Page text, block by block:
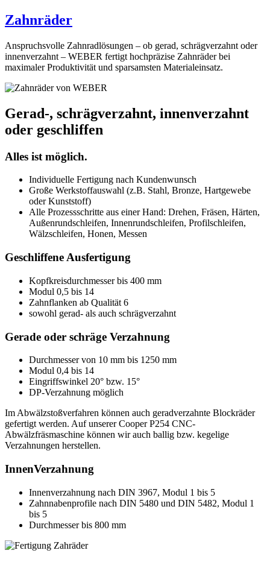
Zahnräder
Anspruchsvolle Zahnradlösungen – ob gerad, schrägverzahnt oder
innenverzahnt – WEBER fertigt hochpräzise Zahnräder bei
maximaler Produktivität und sparsamsten Materialeinsatz.
Gerad-, schrägverzahnt, innenverzahnt
oder geschliffen
Alles ist möglich.
Individuelle Fertigung nach Kundenwunsch
Große Werkstoffauswahl (z.B. Stahl, Bronze, Hartgewebe
oder Kunststoff)
Alle Prozessschritte aus einer Hand: Drehen, Fräsen, Härten,
Außenrundschleifen, Innenrundschleifen, Profilschleifen,
Wälzschleifen, Honen, Messen
Geschliffene Ausfertigung
Kopfkreisdurchmesser bis 400 mm
Modul 0,5 bis 14
Zahnflanken ab Qualität 6
sowohl gerad- als auch schrägverzahnt
Gerade oder schräge Verzahnung
Durchmesser von 10 mm bis 1250 mm
Modul 0,4 bis 14
Eingriffswinkel 20° bzw. 15°
DP-Verzahnung möglich
Im Abwälzstoßverfahren können auch geradverzahnte Blockräder
gefertigt werden. Auf unserer Cooper P254 CNC-
Abwälzfräsmaschine können wir auch ballig bzw. kegelige
Verzahnungen herstellen.
InnenVerzahnung
Innenverzahnung nach DIN 3967, Modul 1 bis 5
Zahnnabenprofile nach DIN 5480 und DIN 5482, Modul 1
bis 5
Durchmesser bis 800 mm